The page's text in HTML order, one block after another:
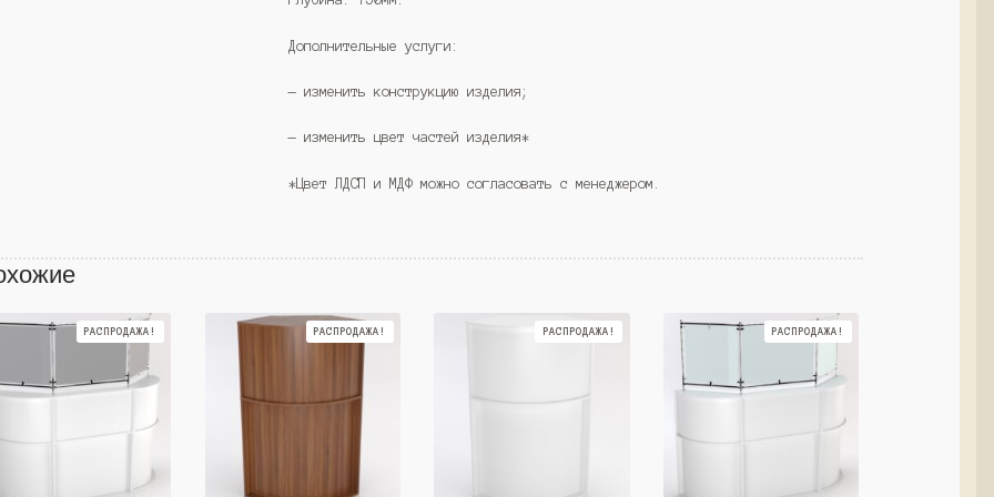
Дополнительные услуги:
— изменить конструкцию изделия;
— изменить цвет частей изделия*
*Цвет ЛДСП и МДФ можно согласовать с менеджером.
РАСПРОДАЖА! РАСПРОДАЖА! РАСПРОДАЖА! РАСПРОДАЖА!